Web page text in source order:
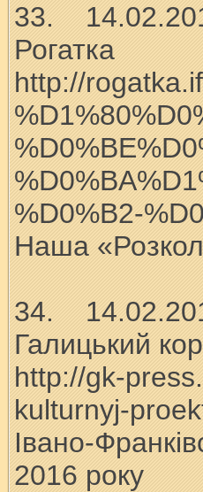
33.
Рогатка
http://
%D0%B2-
Наша
34.
Галицький
http://gk-
kulturnyj-
Івано-
2016 року